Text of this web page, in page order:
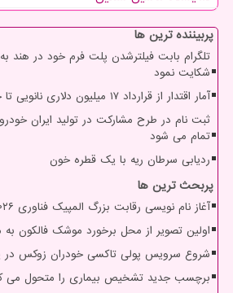
پربیننده ترین ها
تلگرام بابت فیلترشدن پلت فرم خود در هند
شکایت نمود
آمار اقتدار از قرارداد ۱۷ میلیون دلاری نانویی تا جایگاه چهارمی دنیا
تمام می شود
ردیابی سرطان ریه با یک قطره خون
پربحث ترین ها
آغاز نام نویسی رقابت بزرگ المپیک فناوری ۲۰۲۶
اولین تصویر از محل برخورد موشک فالکون به
شروع سرویس پولی تاکسی خودران زوکس در
برچسب جدید تشخیص بیماری را متحول می